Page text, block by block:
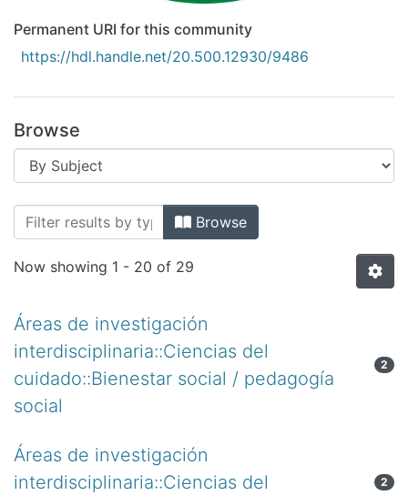
Permanent URI for this community
https://hdl.handle.net/20.500.12930/9486
Browse
Browsing Recursos Educativos
Browse
Now showing 1 - 20 of 29
Áreas de investigación
interdisciplinaria::Ciencias del
cuidado::Bienestar social / pedagogía
social
2
Áreas de investigación
interdisciplinaria::Ciencias del
2